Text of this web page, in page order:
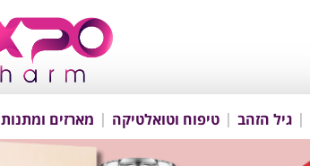
גיל הזהב טיפוח וטואלטיקה מארזים ומתנות